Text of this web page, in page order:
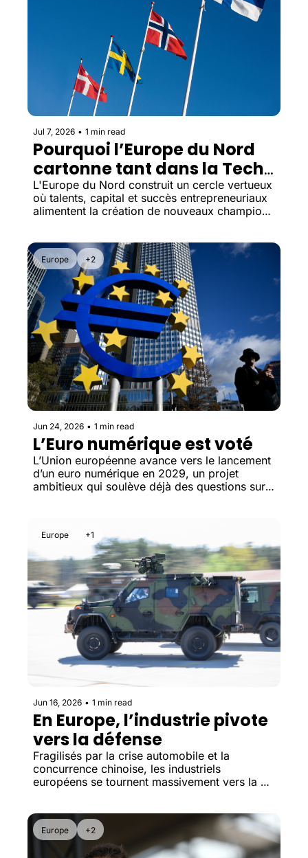
Jul 7, 2026 • 1 min read
Pourquoi l’Europe du Nord
cartonne tant dans la Tech
?
L'Europe du Nord construit un cercle vertueux
où talents, capital et succès entrepreneuriaux
alimentent la création de nouveaux champions
Europe +2
Jun 24, 2026 • 1 min read
L’Euro numérique est voté
L’Union européenne avance vers le lancement
d’un euro numérique en 2029, un projet
ambitieux qui soulève déjà des questions sur
Europe +1
Jun 16, 2026 • 1 min read
En Europe, l’industrie pivote
vers la défense
Fragilisés par la crise automobile et la
concurrence chinoise, les industriels
européens se tournent massivement vers la
Europe +2